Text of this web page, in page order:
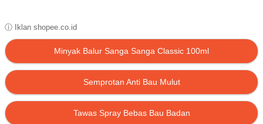
ⓘ Iklan shopee.co.id
Minyak Balur Sanga Sanga Classic 100ml
Semprotan Anti Bau Mulut
Tawas Spray Bebas Bau Badan